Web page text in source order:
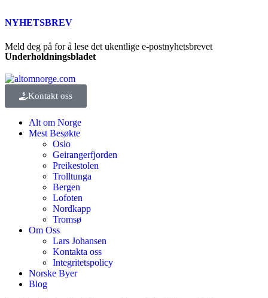
NYHETSBREV
Meld deg på for å lese det ukentlige e-postnyhetsbrevet
Underholdningsbladet
Kontakt oss
Alt om Norge
Mest Besøkte
Oslo
Geirangerfjorden
Preikestolen
Trolltunga
Bergen
Lofoten
Nordkapp
Tromsø
Om Oss
Lars Johansen
Kontakta oss
Integritetspolicy
Norske Byer
Blog